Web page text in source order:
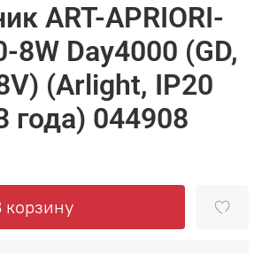
ART-APRIORI-
8W Day4000 (GD,
(Arlight, IP20
года) 044908
корзину